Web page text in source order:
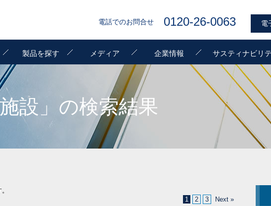
電話でのお問合せ 0120-26-0063 電
製品を探す メディア 企業情報 サスティナビリ
設」の検索結果
1 2 3 Next »